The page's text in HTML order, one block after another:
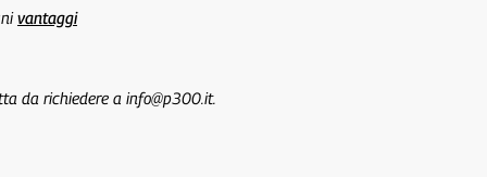
vantaggi
da richiedere a info@p300.it.